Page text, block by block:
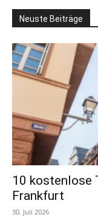
Neuste Beiträge
10 kostenlose
Frankfurt
30. Juli 2026